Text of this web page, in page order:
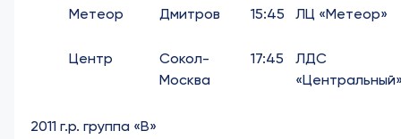
Метеор Дмитров 15:45 ЛЦ «Метеор»
Центр
Сокол-
Москва
17:45
ЛДС
2011 г.р. группа «В»